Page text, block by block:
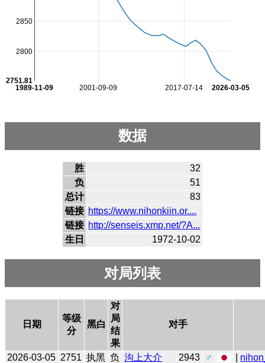
2001-09-09 2017-07-14
1989-11-09 2026-03-05
2800
2850
2751.81
数据
胜
32
负
51
总计
83
链接 https://www.nihonkiin.or....
链接 http://senseis.xmp.net/?A...
生日
1972-10-02
对局列表
日期
等级
分
黑白
对
局
结
果
对手
2026-03-05 2751 执黑 负 沟上大介 2943 ♂